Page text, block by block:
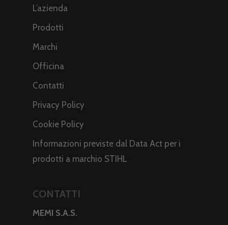
L’azienda
Prodotti
Marchi
Officina
Contatti
Privacy Policy
Cookie Policy
Informazioni previste dal Data Act per i
prodotti a marchio STIHL
CONTATTI
MEMI S.A.S.